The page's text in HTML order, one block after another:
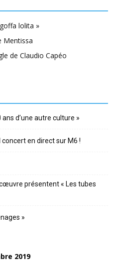
lolita »
Mentissa
de Claudio Capéo
ans d’une autre culture »
en direct sur M6 !
présentent « Les tubes
»
2019